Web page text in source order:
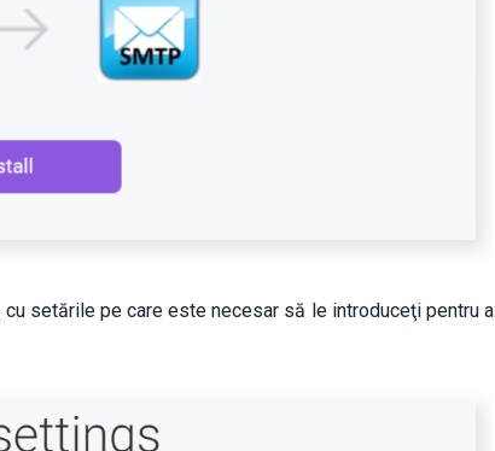
setările pe care este necesar să le introduceţi pentru a